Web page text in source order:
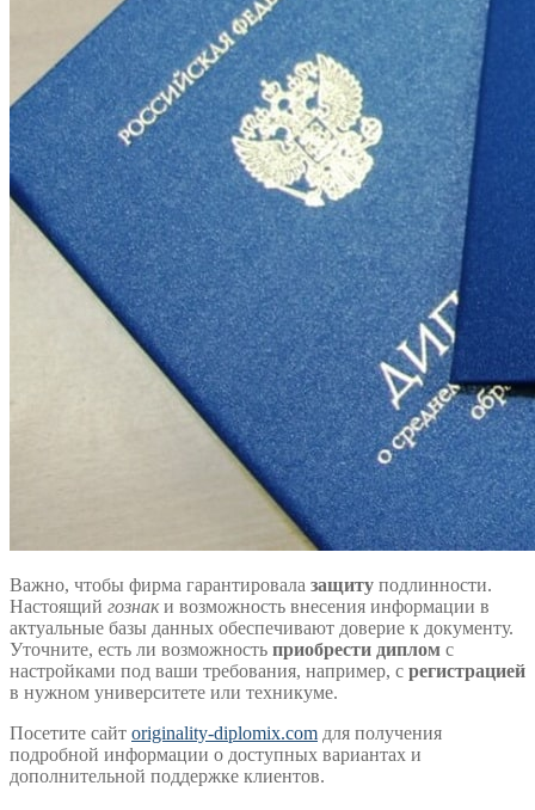
Важно, чтобы фирма гарантировала защиту подлинности.
Настоящий гознаки возможность внесения информации в
актуальные базы данных обеспечивают доверие к документу.
Уточните, есть ли возможность приобрести диплом с
настройками под ваши требования, например, с регистрацией
в нужном университете или техникуме.
Посетите сайт originality-diplomix.com для получения
подробной информации о доступных вариантах и
дополнительной поддержке клиентов.